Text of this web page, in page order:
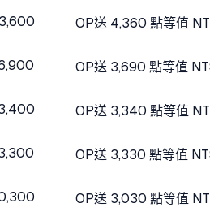
OP送 4,360 點等值
OP送 3,690 點等值
OP送 3,340 點等值
OP送 3,330 點等值
OP送 3,030 點等值